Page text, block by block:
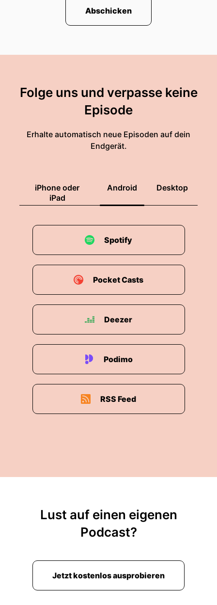
Abschicken
Folge uns und verpasse keine
Episode
Erhalte automatisch neue Episoden auf dein
Endgerät.
iPhone oder
iPad
Android Desktop
Spotify
Pocket Casts
Deezer
Podimo
RSS Feed
Lust auf einen eigenen
Podcast?
Jetzt kostenlos ausprobieren